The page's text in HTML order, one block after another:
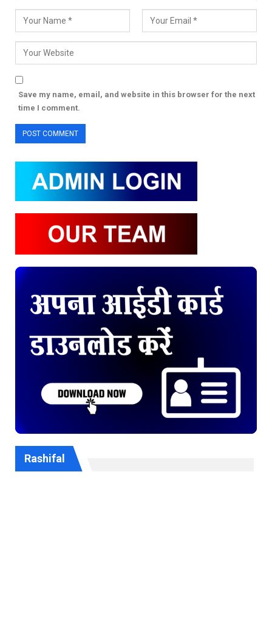
Save my name, email, and website in this browser for the next
time I comment.
Rashifal